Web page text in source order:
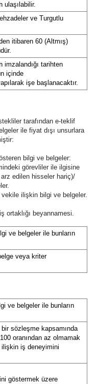
ulaşılabilir.
ve Turgutlu
itibaren 60 (Altmış)
imzalandığı tarihten
içinde
işe başlanacaktır.
tarafından e-teklif
ile fiyat dışı unsurlara
bilgi ve belgeler:
görevliler ile ilgisine
edilen hisseler hariç)/
ilişkin bilgi ve belgeler.
ortaklığı beyannamesi.
ve belgeler ile bunların
veya kriter
ve belgeler ile bunların
sözleşme kapsamında
oranından az olmamak
iş deneyimini
göstermek üzere